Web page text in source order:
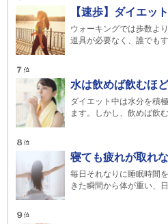
【速歩】ダイエッ
ウォーキングでは歩数よ
道具が必要なく、誰でも
水は飲めば飲むほ
ダイエット中は水分を積
ます。しかし、飲めば飲
寝ても疲れが取れ
毎日それなりに睡眠時間
きた瞬間から体が重い、